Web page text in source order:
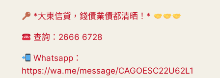
*大東信貸，錢債業債都清晒！*
查詢：2666 6728
Whatsapp：
https://wa.me/message/CAGOESC22U62L1